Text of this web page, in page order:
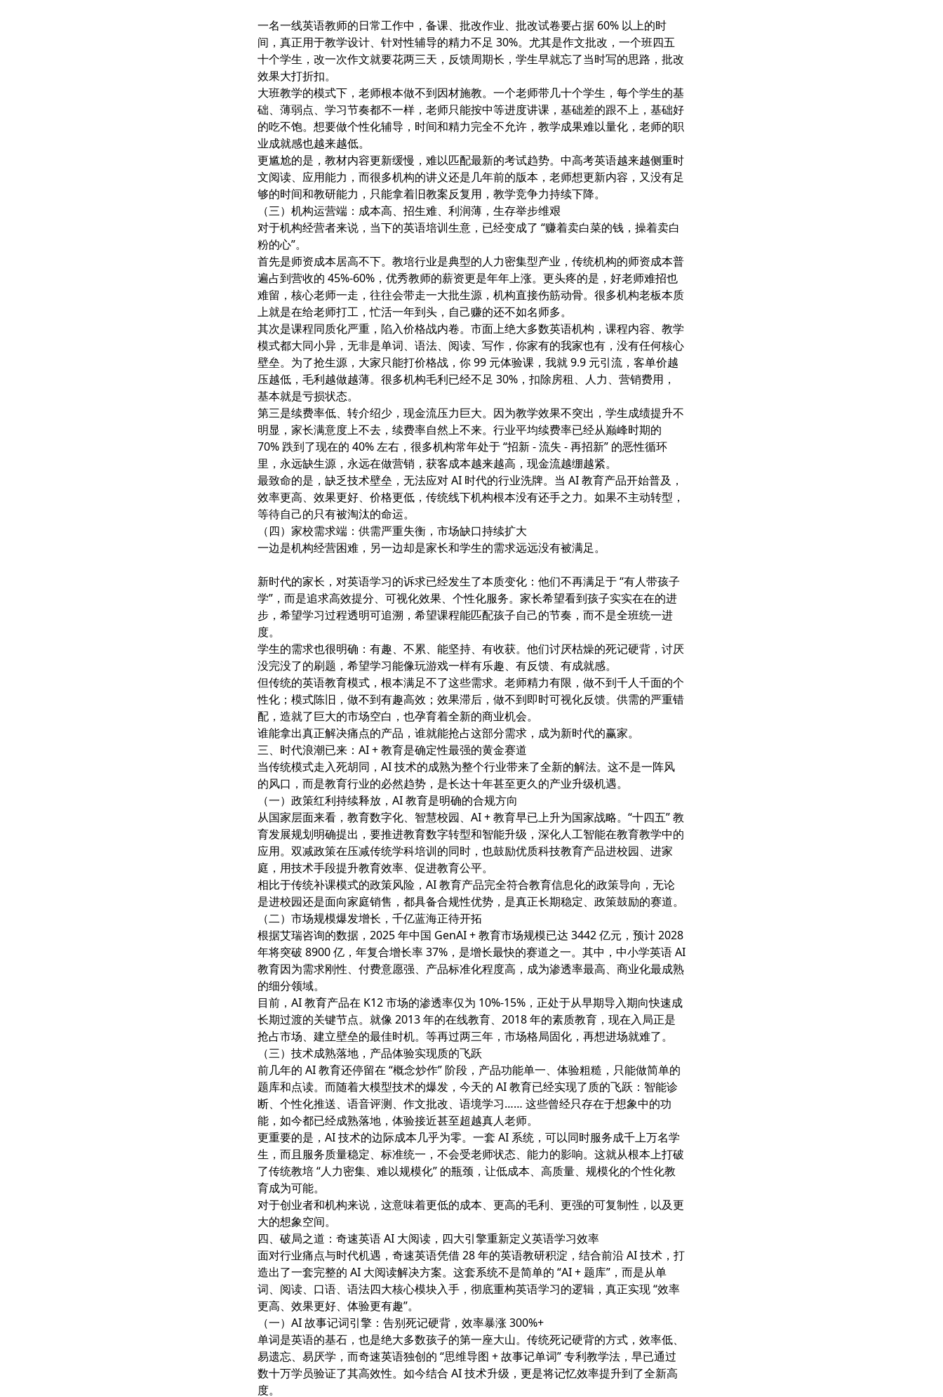
一名一线英语教师的日常工作中，备课、批改作业、批改试卷要占据 60% 以上的时
间，真正用于教学设计、针对性辅导的精力不足 30%。尤其是作文批改，一个班四五
十个学生，改一次作文就要花两三天，反馈周期长，学生早就忘了当时写的思路，批改
效果大打折扣。
大班教学的模式下，老师根本做不到因材施教。一个老师带几十个学生，每个学生的基
础、薄弱点、学习节奏都不一样，老师只能按中等进度讲课，基础差的跟不上，基础好
的吃不饱。想要做个性化辅导，时间和精力完全不允许，教学成果难以量化，老师的职
业成就感也越来越低。
更尴尬的是，教材内容更新缓慢，难以匹配最新的考试趋势。中高考英语越来越侧重时
文阅读、应用能力，而很多机构的讲义还是几年前的版本，老师想更新内容，又没有足
够的时间和教研能力，只能拿着旧教案反复用，教学竞争力持续下降。
（三）机构运营端：成本高、招生难、利润薄，生存举步维艰
对于机构经营者来说，当下的英语培训生意，已经变成了 “赚着卖白菜的钱，操着卖白
粉的心”。
首先是师资成本居高不下。教培行业是典型的人力密集型产业，传统机构的师资成本普
遍占到营收的 45%-60%，优秀教师的薪资更是年年上涨。更头疼的是，好老师难招也
难留，核心老师一走，往往会带走一大批生源，机构直接伤筋动骨。很多机构老板本质
上就是在给老师打工，忙活一年到头，自己赚的还不如名师多。
其次是课程同质化严重，陷入价格战内卷。市面上绝大多数英语机构，课程内容、教学
模式都大同小异，无非是单词、语法、阅读、写作，你家有的我家也有，没有任何核心
壁垒。为了抢生源，大家只能打价格战，你 99 元体验课，我就 9.9 元引流，客单价越
压越低，毛利越做越薄。很多机构毛利已经不足 30%，扣除房租、人力、营销费用，
基本就是亏损状态。
第三是续费率低、转介绍少，现金流压力巨大。因为教学效果不突出，学生成绩提升不
明显，家长满意度上不去，续费率自然上不来。行业平均续费率已经从巅峰时期的
70% 跌到了现在的 40% 左右，很多机构常年处于 “招新 - 流失 - 再招新” 的恶性循环
里，永远缺生源，永远在做营销，获客成本越来越高，现金流越绷越紧。
最致命的是， 缺乏技术壁垒，无法应对 AI 时代的行业洗牌。当 AI 教育产品开始普及，
效率更高、效果更好、价格更低，传统线下机构根本没有还手之力。如果不主动转型，
等待自己的只有被淘汰的命运。
（四）家校需求端：供需严重失衡，市场缺口持续扩大
一边是机构经营困难，另一边却是家长和学生的需求远远没有被满足。
新时代的家长，对英语学习的诉求已经发生了本质变化：他们不再满足于 “有人带孩子
学”，而是追求高效提分、可视化效果、个性化服务。家长希望看到孩子实实在在的进
步，希望学习过程透明可追溯，希望课程能匹配孩子自己的节奏，而不是全班统一进
度。
学生的需求也很明确： 有趣、不累、能坚持、有收获。他们讨厌枯燥的死记硬背，讨厌
没完没了的刷题，希望学习能像玩游戏一样有乐趣、有反馈、有成就感。
但传统的英语教育模式，根本满足不了这些需求。老师精力有限，做不到千人千面的个
性化；模式陈旧，做不到有趣高效；效果滞后，做不到即时可视化反馈。供需的严重错
配，造就了巨大的市场空白，也孕育着全新的商业机会。
谁能拿出真正解决痛点的产品，谁就能抢占这部分需求，成为新时代的赢家。
三、时代浪潮已来：AI + 教育是确定性最强的黄金赛道
当传统模式走入死胡同，AI 技术的成熟为整个行业带来了全新的解法。这不是一阵风
的风口，而是教育行业的必然趋势，是长达十年甚至更久的产业升级机遇。
（一）政策红利持续释放，AI 教育是明确的合规方向
从国家层面来看，教育数字化、智慧校园、AI + 教育早已上升为国家战略。“十四五” 教
育发展规划明确提出，要推进教育数字转型和智能升级，深化人工智能在教育教学中的
应用。双减政策在压减传统学科培训的同时，也鼓励优质科技教育产品进校园、进家
庭，用技术手段提升教育效率、促进教育公平。
相比于传统补课模式的政策风险，AI 教育产品完全符合教育信息化的政策导向，无论
是进校园还是面向家庭销售，都具备合规性优势，是真正长期稳定、政策鼓励的赛道。
（二）市场规模爆发增长，千亿蓝海正待开拓
根据艾瑞咨询的数据，2025 年中国 GenAI + 教育市场规模已达 3442 亿元，预计 2028
年将突破 8900 亿，年复合增长率 37%，是增长最快的赛道之一。其中，中小学英语 AI
教育因为需求刚性、付费意愿强、产品标准化程度高，成为渗透率最高、商业化最成熟
的细分领域。
目前，AI 教育产品在 K12 市场的渗透率仅为 10%-15%，正处于从早期导入期向快速成
长期过渡的关键节点。就像 2013 年的在线教育、2018 年的素质教育，现在入局正是
抢占市场、建立壁垒的最佳时机。等再过两三年，市场格局固化，再想进场就难了。
（三）技术成熟落地，产品体验实现质的飞跃
前几年的 AI 教育还停留在 “概念炒作” 阶段，产品功能单一、体验粗糙，只能做简单的
题库和点读。而随着大模型技术的爆发，今天的 AI 教育已经实现了质的飞跃：智能诊
断、个性化推送、语音评测、作文批改、语境学习…… 这些曾经只存在于想象中的功
能，如今都已经成熟落地，体验接近甚至超越真人老师。
更重要的是，AI 技术的边际成本几乎为零。一套 AI 系统，可以同时服务成千上万名学
生，而且服务质量稳定、标准统一，不会受老师状态、能力的影响。这就从根本上打破
了传统教培 “人力密集、难以规模化” 的瓶颈，让低成本、高质量、规模化的个性化教
育成为可能。
对于创业者和机构来说，这意味着更低的成本、更高的毛利、更强的可复制性，以及更
大的想象空间。
四、破局之道：奇速英语 AI 大阅读，四大引擎重新定义英语学习效率
面对行业痛点与时代机遇，奇速英语凭借 28 年的英语教研积淀，结合前沿 AI 技术，打
造出了一套完整的 AI 大阅读解决方案。这套系统不是简单的 “AI + 题库”，而是从单
词、阅读、口语、语法四大核心模块入手，彻底重构英语学习的逻辑，真正实现 “效率
更高、效果更好、体验更有趣”。
（一）AI 故事记词引擎：告别死记硬背，效率暴涨 300%+
单词是英语的基石，也是绝大多数孩子的第一座大山。传统死记硬背的方式，效率低、
易遗忘、易厌学，而奇速英语独创的 “思维导图 + 故事记单词” 专利教学法，早已通过
数十万学员验证了其高效性。如今结合 AI 技术升级，更是将记忆效率提升到了全新高
度。